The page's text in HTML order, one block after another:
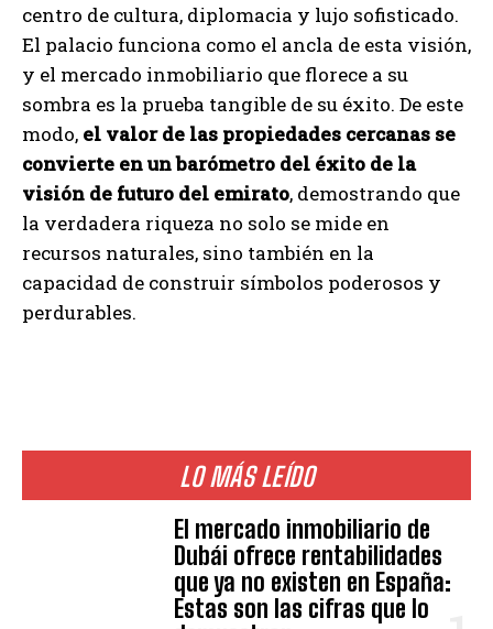
LO MÁS LEÍDO
El mercado inmobiliario de
Dubái ofrece rentabilidades
que ya no existen en España:
Estas son las cifras que lo
centro de cultura, diplomacia y lujo sofisticado.
El palacio funciona como el ancla de esta visión,
y el mercado inmobiliario que florece a su
sombra es la prueba tangible de su éxito. De este
modo, el valor de las propiedades cercanas se
convierte en un barómetro del éxito de la
visión de futuro del emirato, demostrando que
la verdadera riqueza no solo se mide en
recursos naturales, sino también en la
capacidad de construir símbolos poderosos y
perdurables.